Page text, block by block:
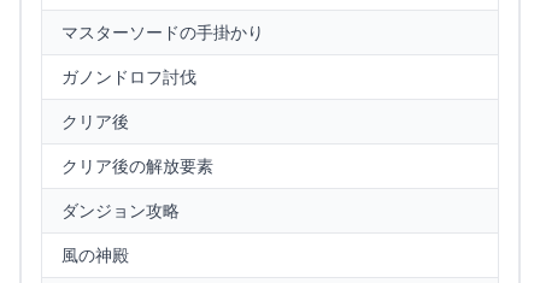
マスターソードの手掛かり
ガノンドロフ討伐
クリア後
クリア後の解放要素
ダンジョン攻略
風の神殿